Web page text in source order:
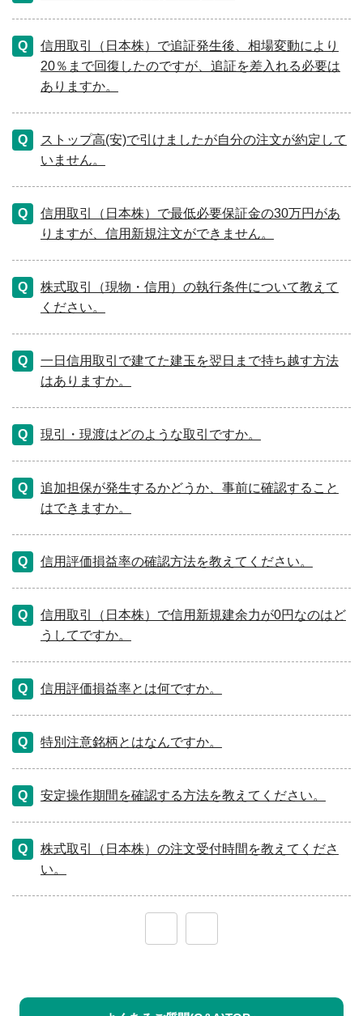
信用取引（日本株）で追証発生後、相場変動により
20％まで回復したのですが、追証を差入れる必要は
ありますか。
ストップ高(安)で引けましたが自分の注文が約定して
いません。
信用取引（日本株）で最低必要保証金の30万円があ
りますが、信用新規注文ができません。
株式取引（現物・信用）の執行条件について教えて
ください。
一日信用取引で建てた建玉を翌日まで持ち越す方法
はありますか。
現引・現渡はどのような取引ですか。
追加担保が発生するかどうか、事前に確認すること
はできますか。
信用評価損益率の確認方法を教えてください。
信用取引（日本株）で信用新規建余力が0円なのはど
うしてですか。
信用評価損益率とは何ですか。
特別注意銘柄とはなんですか。
安定操作期間を確認する方法を教えてください。
株式取引（日本株）の注文受付時間を教えてくださ
い。